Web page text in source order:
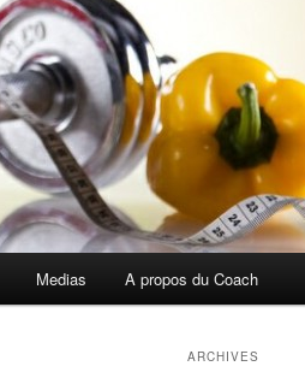
Medias A propos du Coach
ARCHIVES